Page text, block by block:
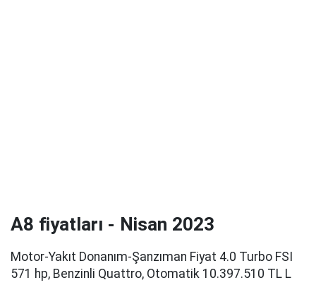
A8 fiyatları - Nisan 2023
Motor-Yakıt Donanım-Şanzıman Fiyat 4.0 Turbo FSI
571 hp, Benzinli Quattro, Otomatik 10.397.510 TL L